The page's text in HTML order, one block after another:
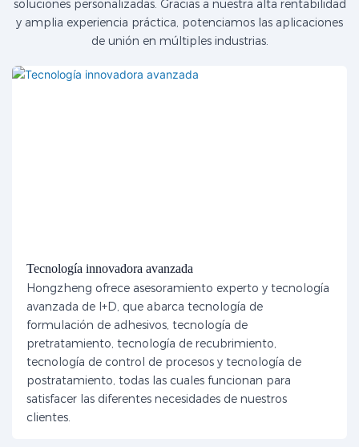
soluciones personalizadas. Gracias a nuestra alta rentabilidad
y amplia experiencia práctica, potenciamos las aplicaciones
de unión en múltiples industrias.
Tecnología innovadora avanzada
Hongzheng ofrece asesoramiento experto y tecnología
avanzada de I+D, que abarca tecnología de
formulación de adhesivos, tecnología de
pretratamiento, tecnología de recubrimiento,
tecnología de control de procesos y tecnología de
postratamiento, todas las cuales funcionan para
satisfacer las diferentes necesidades de nuestros
clientes.